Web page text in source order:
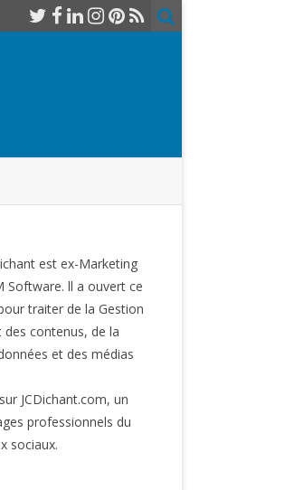
est ex-Marketing
Software. ll a ouvert ce
traiter de la Gestion
contenus, de la
et des médias
JCDichant.com, un
professionnels du
sociaux.